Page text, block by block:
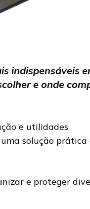
indispensáveis
e onde
e utilidades
solução prática
e proteger